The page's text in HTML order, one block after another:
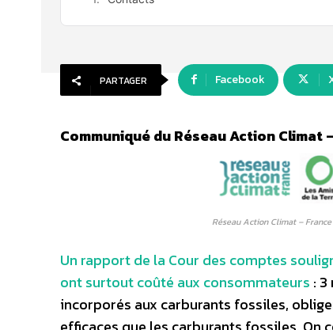
PARTAGER Facebook
Communiqué du Réseau Action
Réseau Action Climat –
Un rapport de la Cour des comptes
ont surtout coûté aux consommateurs :
incorporés aux carburants fossiles,